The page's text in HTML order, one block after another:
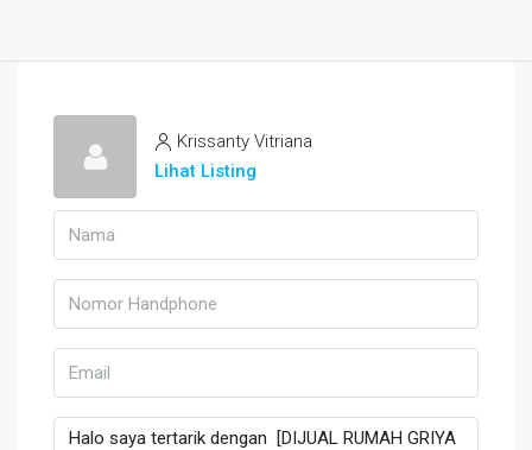
Krissanty Vitriana
Lihat Listing